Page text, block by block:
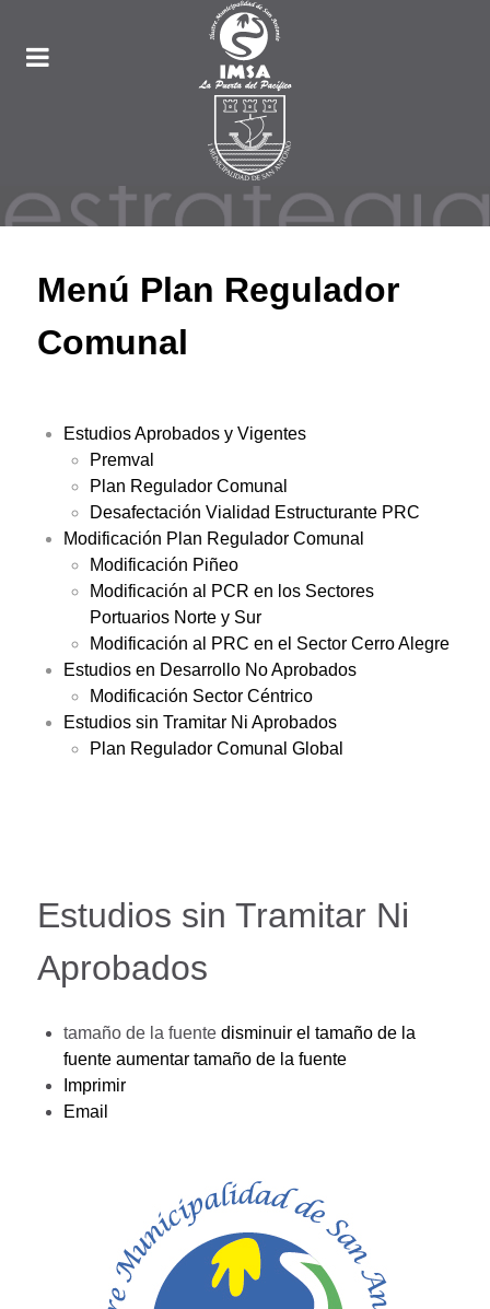
Menú Plan Regulador
Comunal
Estudios Aprobados y Vigentes
Premval
Plan Regulador Comunal
Desafectación Vialidad Estructurante PRC
Modificación Plan Regulador Comunal
Modificación Piñeo
Modificación al PCR en los Sectores
Portuarios Norte y Sur
Modificación al PRC en el Sector Cerro Alegre
Estudios en Desarrollo No Aprobados
Modificación Sector Céntrico
Estudios sin Tramitar Ni Aprobados
Plan Regulador Comunal Global
Estudios sin Tramitar Ni
Aprobados
tamaño de la fuente disminuir el tamaño de la
fuente aumentar tamaño de la fuente
Imprimir
Email